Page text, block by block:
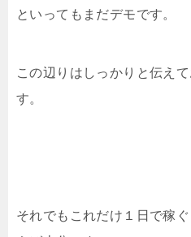
といってもまだデモです。
この辺りはしっかりと伝え
す。
それでもこれだけ１日で稼